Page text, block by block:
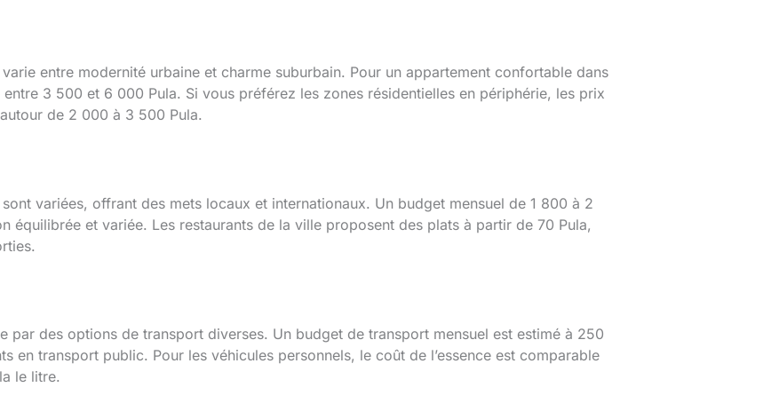
entre modernité urbaine et charme suburbain. Pour un appartement confortable dans
3 500 et 6 000 Pula. Si vous préférez les zones résidentielles en périphérie, les prix
de 2 000 à 3 500 Pula.
variées, offrant des mets locaux et internationaux. Un budget mensuel de 1 800 à 2
équilibrée et variée. Les restaurants de la ville proposent des plats à partir de 70 Pula,
par des options de transport diverses. Un budget de transport mensuel est estimé à 250
en transport public. Pour les véhicules personnels, le coût de l’essence est comparable
le litre.